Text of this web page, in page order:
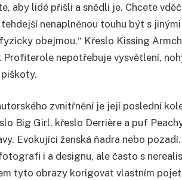
aby lidé přišli a snědli je. Chcete
nenaplněnou touhu být s
obejmou.“ Křeslo Kissing
nepotřebuje vysvětlení,
zvnitřnění je její poslední
Big Girl, křeslo Derrière a puf
Evokující ženská ňadra nebo
i a designu, ale často s
tyto obrazy korigovat vlastním